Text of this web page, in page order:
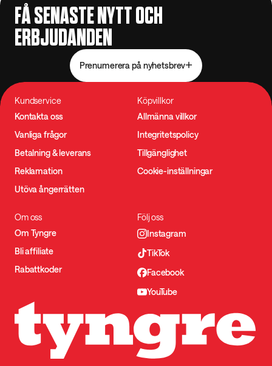
FÅ SENASTE NYTT OCH
ERBJUDANDEN
Prenumerera på nyhetsbrev
Kundservice
Kontakta oss
Vanliga frågor
Betalning & leverans
Reklamation
Utöva ångerrätten
Köpvillkor
Allmänna villkor
Integritetspolicy
Tillgänglighet
Cookie-inställningar
Om oss
Om Tyngre
Bli affiliate
Rabattkoder
Följ oss
Instagram
TikTok
Facebook
YouTube